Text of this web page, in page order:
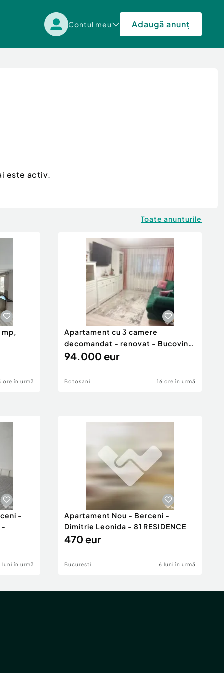
Contul meu Adaugă anunț
este activ.
Toate anunturile
mp,
ore în urmă
Apartament cu 3 camere
decomandat - renovat - Bucovina
- Par
94.000 eur
Botosani 16 ore în urmă
-
-
luni în urmă
Apartament Nou - Berceni -
Dimitrie Leonida - 81 RESIDENCE
470 eur
Bucuresti 6 luni în urmă